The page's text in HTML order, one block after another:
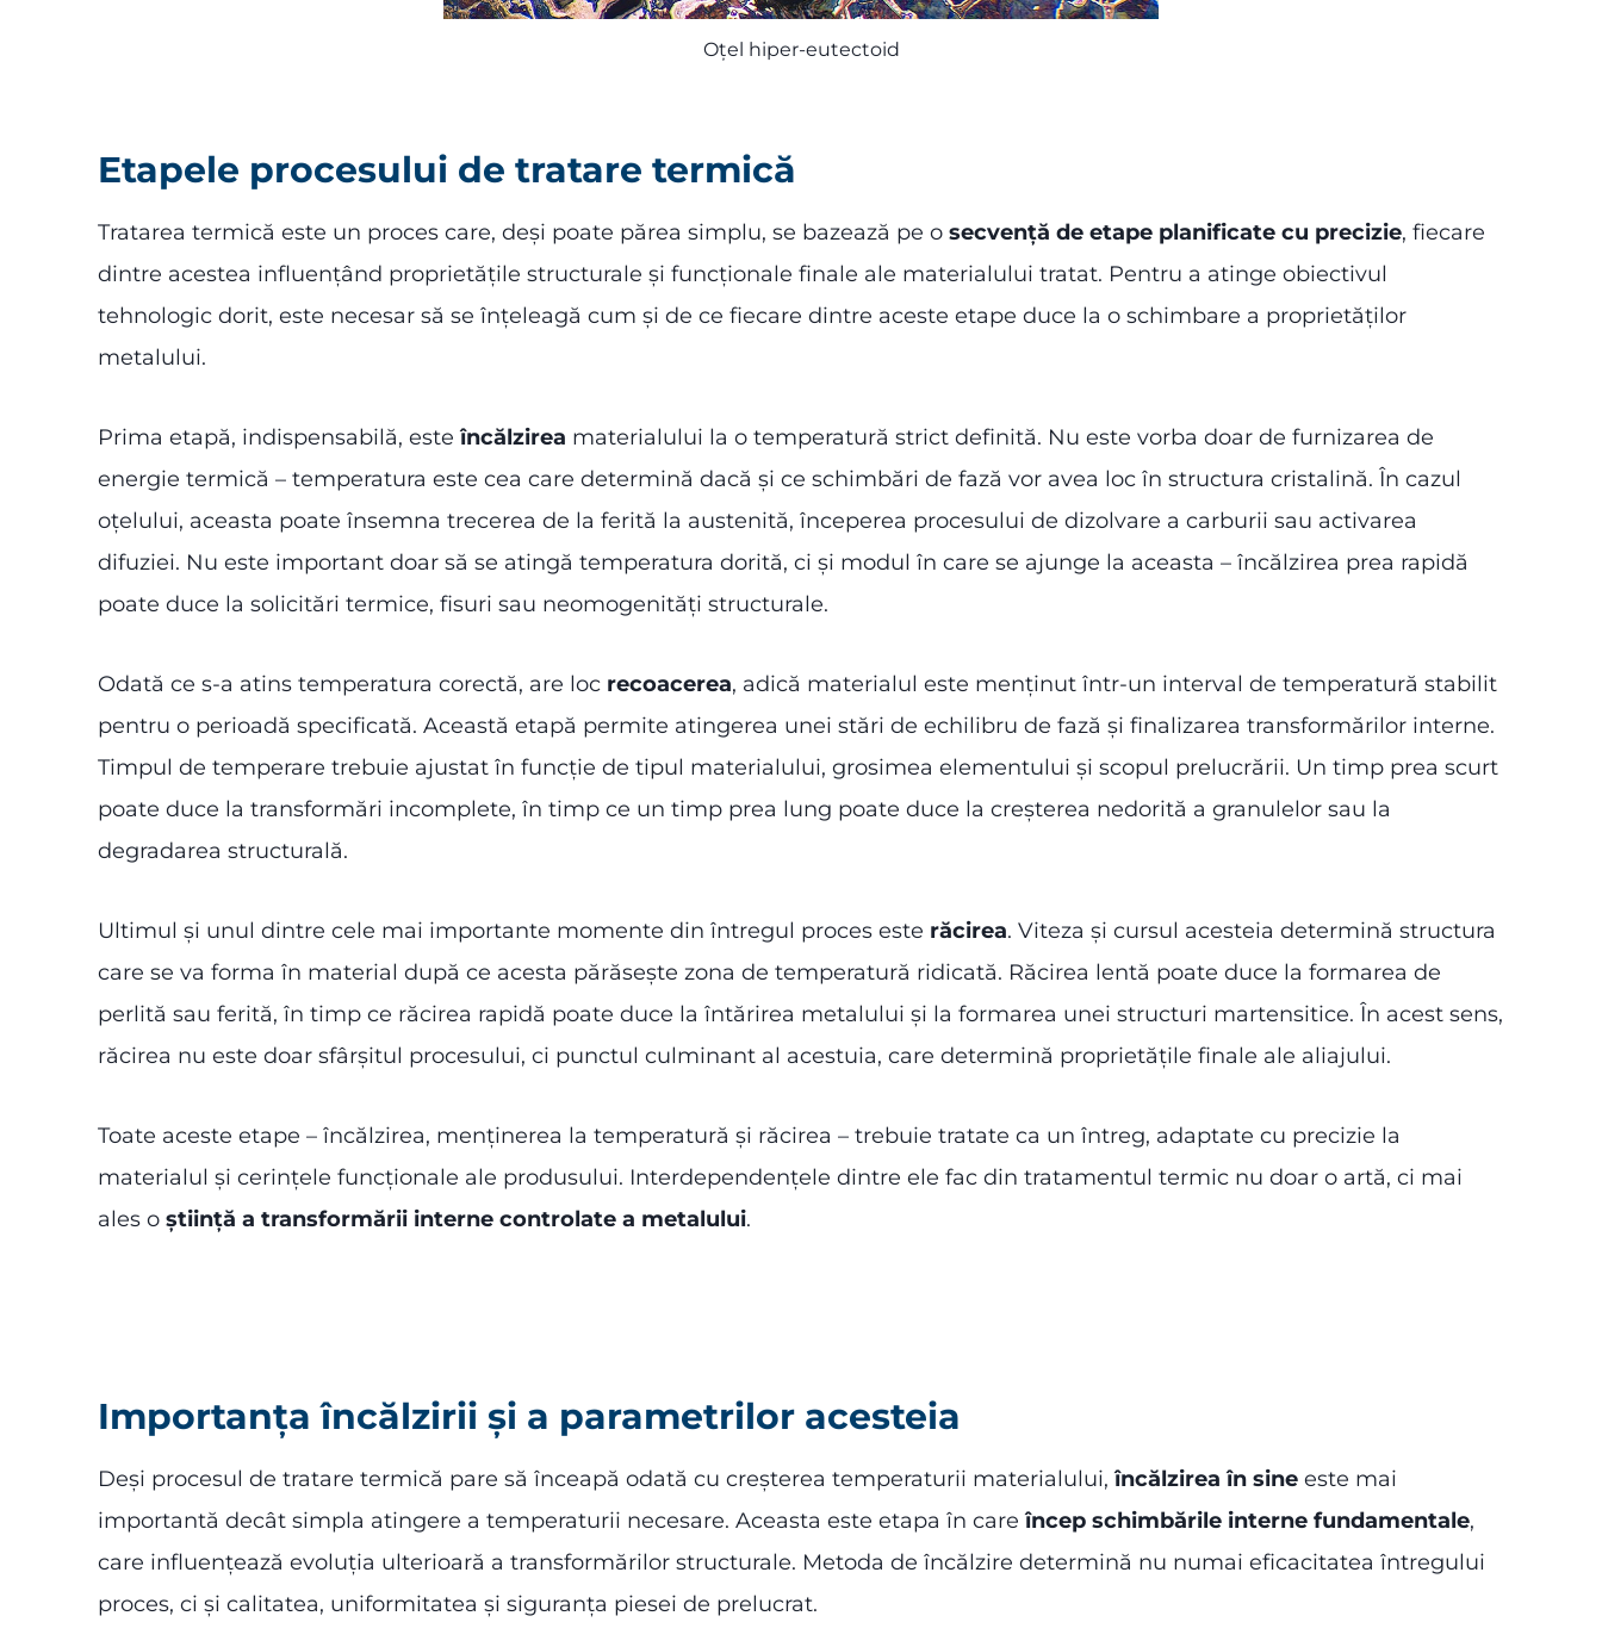
Oțel hiper-eutectoid
Etapele procesului de tratare termică
Tratarea termică este un proces care, deși poate părea simplu, se bazează pe o secvență de etape planificate cu precizie, fiecare
dintre acestea influențând proprietățile structurale și funcționale finale ale materialului tratat. Pentru a atinge obiectivul
tehnologic dorit, este necesar să se înțeleagă cum și de ce fiecare dintre aceste etape duce la o schimbare a proprietăților
metalului.
Prima etapă, indispensabilă, esteîncălzirea materialului la o temperatură strict definită. Nu este vorba doar de furnizarea de
energie termică – temperatura este cea care determină dacă și ce schimbări de fază vor avea loc în structura cristalină. În cazul
oțelului, aceasta poate însemna trecerea de la ferită la austenită, începerea procesului de dizolvare a carburii sau activarea
difuziei. Nu este important doar să se atingă temperatura dorită, ci și modul în care se ajunge la aceasta – încălzirea prea rapidă
poate duce la solicitări termice, fisuri sau neomogenități structurale.
Odată ce s-a atins temperatura corectă, are loc recoacerea, adică materialul este menținut într-un interval de temperatură stabilit
pentru o perioadă specificată. Această etapă permite atingerea unei stări de echilibru de fază și finalizarea transformărilor interne.
Timpul de temperare trebuie ajustat în funcție de tipul materialului, grosimea elementului și scopul prelucrării. Un timp prea scurt
poate duce la transformări incomplete, în timp ce un timp prea lung poate duce la creșterea nedorită a granulelor sau la
degradarea structurală.
Ultimul și unul dintre cele mai importante momente din întregul proces este răcirea. Viteza și cursul acesteia determină structura
care se va forma în material după ce acesta părăsește zona de temperatură ridicată. Răcirea lentă poate duce la formarea de
perlită sau ferită, în timp ce răcirea rapidă poate duce la întărirea metalului și la formarea unei structuri martensitice. În acest sens,
răcirea nu este doar sfârșitul procesului, ci punctul culminant al acestuia, care determină proprietățile finale ale aliajului.
Toate aceste etape – încălzirea, menținerea la temperatură și răcirea – trebuie tratate ca un întreg, adaptate cu precizie la
materialul și cerințele funcționale ale produsului. Interdependențele dintre ele fac din tratamentul termic nu doar o artă, ci mai
ales o știință a transformării interne controlate a metalului.
Importanța încălzirii și a parametrilor acesteia
Deși procesul de tratare termică pare să înceapă odată cu creșterea temperaturii materialului,încălzirea în sine este mai
importantă decât simpla atingere a temperaturii necesare. Aceasta este etapa în careîncep schimbările interne fundamentale,
care influențează evoluția ulterioară a transformărilor structurale. Metoda de încălzire determină nu numai eficacitatea întregului
proces, ci și calitatea, uniformitatea și siguranța piesei de prelucrat.